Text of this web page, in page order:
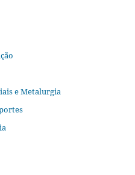
e Metalurgia